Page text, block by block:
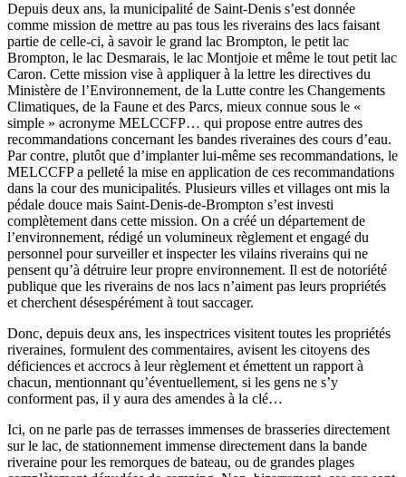
Depuis deux ans, la municipalité de Saint-Denis s’est donnée
comme mission de mettre au pas tous les riverains des lacs faisant
partie de celle-ci, à savoir le grand lac Brompton, le petit lac
Brompton, le lac Desmarais, le lac Montjoie et même le tout petit lac
Caron. Cette mission vise à appliquer à la lettre les directives du
Ministère de l’Environnement, de la Lutte contre les Changements
Climatiques, de la Faune et des Parcs, mieux connue sous le «
simple » acronyme MELCCFP… qui propose entre autres des
recommandations concernant les bandes riveraines des cours d’eau.
Par contre, plutôt que d’implanter lui-même ses recommandations, le
MELCCFP a pelleté la mise en application de ces recommandations
dans la cour des municipalités. Plusieurs villes et villages ont mis la
pédale douce mais Saint-Denis-de-Brompton s’est investi
complètement dans cette mission. On a créé un département de
l’environnement, rédigé un volumineux règlement et engagé du
personnel pour surveiller et inspecter les vilains riverains qui ne
pensent qu’à détruire leur propre environnement. Il est de notoriété
publique que les riverains de nos lacs n’aiment pas leurs propriétés
et cherchent désespérément à tout saccager.
Donc, depuis deux ans, les inspectrices visitent toutes les propriétés
riveraines, formulent des commentaires, avisent les citoyens des
déficiences et accrocs à leur règlement et émettent un rapport à
chacun, mentionnant qu’éventuellement, si les gens ne s’y
conforment pas, il y aura des amendes à la clé…
Ici, on ne parle pas de terrasses immenses de brasseries directement
sur le lac, de stationnement immense directement dans la bande
riveraine pour les remorques de bateau, ou de grandes plages